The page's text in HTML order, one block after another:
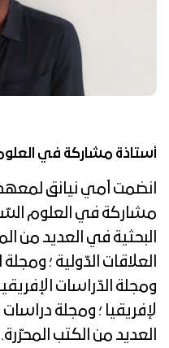
أستاذة مشاركة في
انضمت آمي نيانق
مشاركة في العلوم
البحثية في العديد من
العلاقات الدّولية ؛
ومجلة الدّراسات
لإفريقيا ؛ ومجلة
العديد من الكتب المحرّرة.